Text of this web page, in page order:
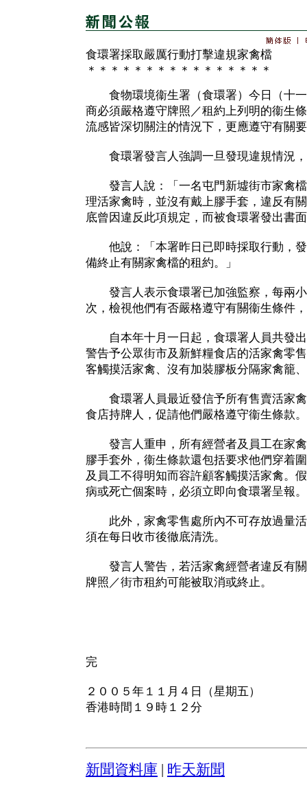
食環署採取嚴厲行動打擊違規家禽檔
＊＊＊＊＊＊＊＊＊＊＊＊＊＊＊＊
食物環境衞生署（食環署）今日（十一
商必須嚴格遵守牌照／租約上列明的衞生
流感皆深切關注的情況下，更應遵守有關
食環署發言人強調一旦發現違規情況，
發言人說：「一名屯門新墟街市家禽檔
理活家禽時，並沒有戴上膠手套，違反有
底曾因違反此項規定，而被食環署發出書
他說：「本署昨日已即時採取行動，發
備終止有關家禽檔的租約。」
發言人表示食環署已加強監察，每兩小
次，檢視他們有否嚴格遵守有關衞生條件
自本年十月一日起，食環署人員共發出
警告予公眾街市及新鮮糧食店的活家禽零
客觸摸活家禽、沒有加裝膠板分隔家禽籠
食環署人員最近發信予所有售賣活家禽
食店持牌人，促請他們嚴格遵守衞生條款。
發言人重申，所有經營者及員工在家禽
膠手套外，衞生條款還包括要求他們穿着
及員工不得明知而容許顧客觸摸活家禽。
病或死亡個案時，必須立即向食環署呈報。
此外，家禽零售處所內不可存放過量活
須在每日收市後徹底清洗。
發言人警告，若活家禽經營者違反有關
牌照／街市租約可能被取消或終止。
完
２００５年１１月４日（星期五）
香港時間１９時１２分
新聞資料庫 昨天新聞